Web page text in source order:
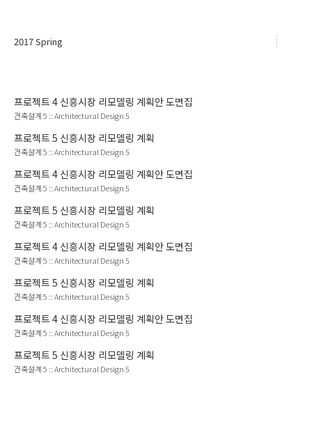
2017 Spring
프로젝트4 신흥시장 리모델링 계획안 도면집
건축설계 5 ::Architectural Design 5
프로젝트5 신흥시장 리모델링 계획
건축설계 5 ::Architectural Design 5
프로젝트4 신흥시장 리모델링 계획안 도면집
건축설계 5 ::Architectural Design 5
프로젝트5 신흥시장 리모델링 계획
건축설계 5 ::Architectural Design 5
프로젝트4 신흥시장 리모델링 계획안 도면집
건축설계 5 ::Architectural Design 5
프로젝트5 신흥시장 리모델링 계획
건축설계 5 ::Architectural Design 5
프로젝트4 신흥시장 리모델링 계획안 도면집
건축설계 5 ::Architectural Design 5
프로젝트5 신흥시장 리모델링 계획
건축설계 5 ::Architectural Design 5